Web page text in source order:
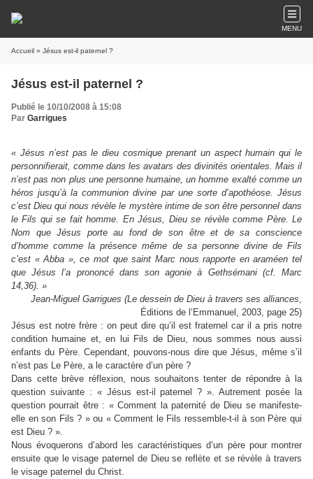
MENU
Accueil » Jésus est-il paternel ?
Jésus est-il paternel ?
Publié le 10/10/2008 à 15:08
Par Garrigues
« Jésus n’est pas le dieu cosmique prenant un aspect humain qui le
personnifierait, comme dans les avatars des divinités orientales. Mais il
n’est pas non plus une personne humaine, un homme exalté comme un
héros jusqu’à la communion divine par une sorte d’apothéose. Jésus
c’est Dieu qui nous révèle le mystère intime de son être personnel dans
le Fils qui se fait homme. En Jésus, Dieu se révèle comme Père. Le
Nom que Jésus porte au fond de son être et de sa conscience
d’homme comme la présence même de sa personne divine de Fils
c’est « Abba », ce mot que saint Marc nous rapporte en araméen tel
que Jésus l’a prononcé dans son agonie à Gethsémani (cf. Marc
14,36). »
Jean-Miguel Garrigues (Le dessein de Dieu à travers ses alliances,
Éditions de l’Emmanuel, 2003, page 25)
Jésus est notre frère : on peut dire qu’il est fraternel car il a pris notre
condition humaine et, en lui Fils de Dieu, nous sommes nous aussi
enfants du Père. Cependant, pouvons-nous dire que Jésus, même s’il
n’est pas Le Père, a le caractère d’un père ?
Dans cette brève réflexion, nous souhaitons tenter de répondre à la
question suivante : « Jésus est-il paternel ? ». Autrement posée la
question pourrait être : « Comment la paternité de Dieu se manifeste-
elle en son Fils ? » ou « Comment le Fils ressemble-t-il à son Père qui
est Dieu ? ».
Nous évoquerons d’abord les caractéristiques d’un père pour montrer
ensuite que le visage paternel de Dieu se reflète et se révèle à travers
le visage paternel du Christ.